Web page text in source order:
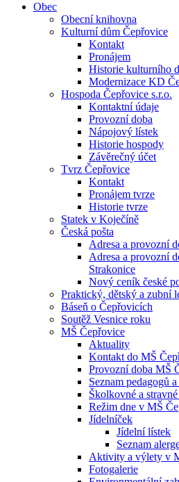
Obec
Obecní knihovna
Kulturní dům Čepřovice
Kontakt
Pronájem
Historie kulturního
Modernizace KD
Hospoda Čepřovice s.r.o.
Kontaktní údaje
Provozní doba
Nápojový lístek
Historie hospody
Závěrečný účet
Tvrz Čepřovice
Kontakt
Pronájem tvrze
Historie tvrze
Statek v Koječíně
Česká pošta
Adresa a provozní
Adresa a provozní
Strakonice
Nový ceník české
Praktický, dětský a zubní
Báseň o Čepřovicích
Soutěž Vesnice roku
MŠ Čepřovice
Aktuality
Kontakt do MŠ
Provozní doba MŠ
Seznam pedagogů
Školkovné a
Režim dne v MŠ
Jídelníček
Jídelní lístek
Seznam
Aktivity a výlety v
Fotogalerie